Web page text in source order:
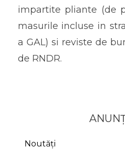
impartite pliante (de
masurile incluse in
a GAL) si reviste de
de RNDR.
Noutăți